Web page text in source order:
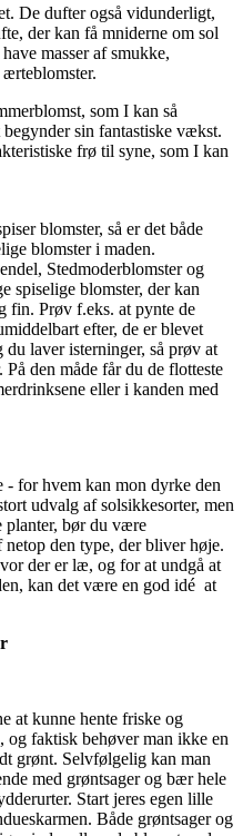
De dufter også vidunderligt,
der kan få mniderne om sol
masser af smukke,
som I kan så
sin fantastiske vækst.
frø til syne, som I kan
blomster, så er det både
blomster i maden.
Stedmoderblomster og
spiselige blomster, der kan
fin. Prøv f.eks. at pynte de
efter, de er blevet
laver isterninger, så prøv at
den måde får du de flotteste
eller i kanden med
- for hvem kan mon dyrke den
udvalg af solsikkesorter, men
planter, bør du være
den type, der bliver høje.
der er læ, og for at undgå at
kan det være en god idé at
at kunne hente friske og
og faktisk behøver man ikke en
grønt. Selvfølgelig kan man
med grøntsager og bær hele
Start jeres egen lille
Både grøntsager og